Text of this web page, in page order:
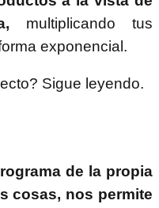
multiplicando tus
exponencial.
Sigue leyendo.
de la propia
cosas, nos permite